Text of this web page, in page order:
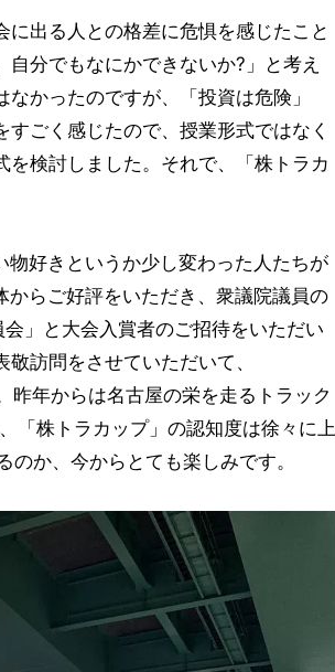
出る人との格差に危惧を感じたこと
分でもなにかできないか?」と考え
かったのですが、「投資は危険」
すごく感じたので、授業形式ではなく
検討しました。それで、「株トラカ
好きというか少し変わった人たちが
らご好評をいただき、衆議院議員の
」と大会入賞者のご招待をいただい
訪問をさせていただいて、
年からは名古屋の栄を走るトラック
「株トラカップ」の認知度は徐々に上
か、今からとても楽しみです。